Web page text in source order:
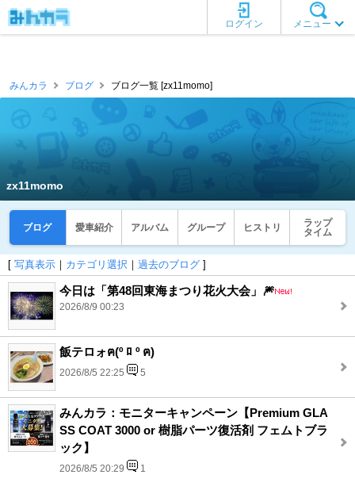
メニュー
ログイン
みんカラ ブログ ブログ一覧 [zx11momo]
zx11momo
ブログ 愛車紹介 アルバム グループ ヒストリ
ラップ
タイム
[ 写真表示 ｜ カテゴリ選択 ｜ 過去のブログ ]
今日は「第48回東海まつり花火大会」🎆
2026/8/9 00:23
飯テロォฅ(º ﾛ º ฅ)
2026/8/5 22:25 5
みんカラ：モニターキャンペーン【Premium GLA
SS COAT 3000 or 樹脂パーツ復活剤 フェムトブラ
ック】
2026/8/5 20:29 1